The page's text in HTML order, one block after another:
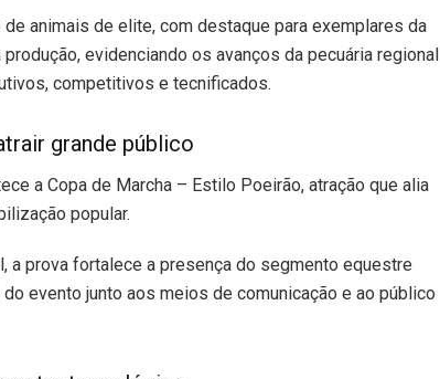
animais de elite, com destaque para exemplares da
evidenciando os avanços da pecuária regional
competitivos e tecnificados.
grande público
a Copa de Marcha – Estilo Poeirão, atração que alia
popular.
a prova fortalece a presença do segmento equestre
evento junto aos meios de comunicação e ao público